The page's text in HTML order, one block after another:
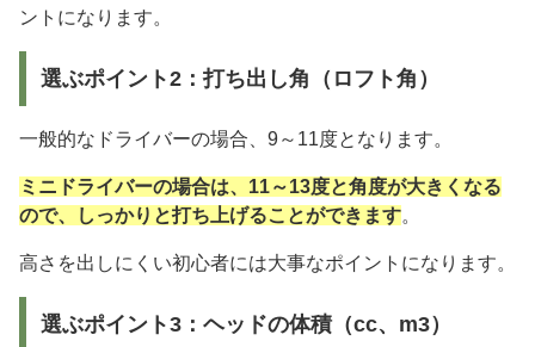
ントになります。
選ぶポイント2：打ち出し角（ロフト角）
一般的なドライバーの場合、9～11度となります。
ミニドライバーの場合は、11～13度と角度が大きくなる
ので、しっかりと打ち上げることができます。
高さを出しにくい初心者には大事なポイントになります。
選ぶポイント3：ヘッドの体積（cc、m3）